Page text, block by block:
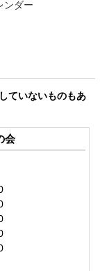
ンダー
ていないものもあ
会